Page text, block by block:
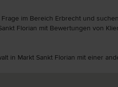
im Bereich Erbrecht und
Florian mit Bewertungen von
in Markt Sankt Florian mit einer